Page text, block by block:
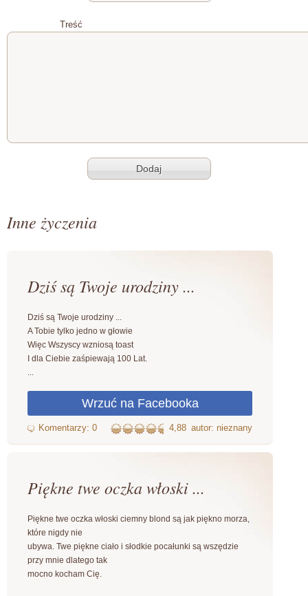
Treść
Inne życzenia
Dziś są Twoje urodziny ...
Dziś są Twoje urodziny ...
A Tobie tylko jedno w głowie
Więc Wszyscy wzniosą toast
I dla Ciebie zaśpiewają 100 Lat.
...
4,88 autor: nieznany
Piękne twe oczka włoski ...
Piękne twe oczka włoski ciemny blond są jak piękno morza,
które nigdy nie
ubywa. Twe piękne ciało i słodkie pocałunki są wszędzie
przy mnie dlatego tak
mocno kocham Cię.